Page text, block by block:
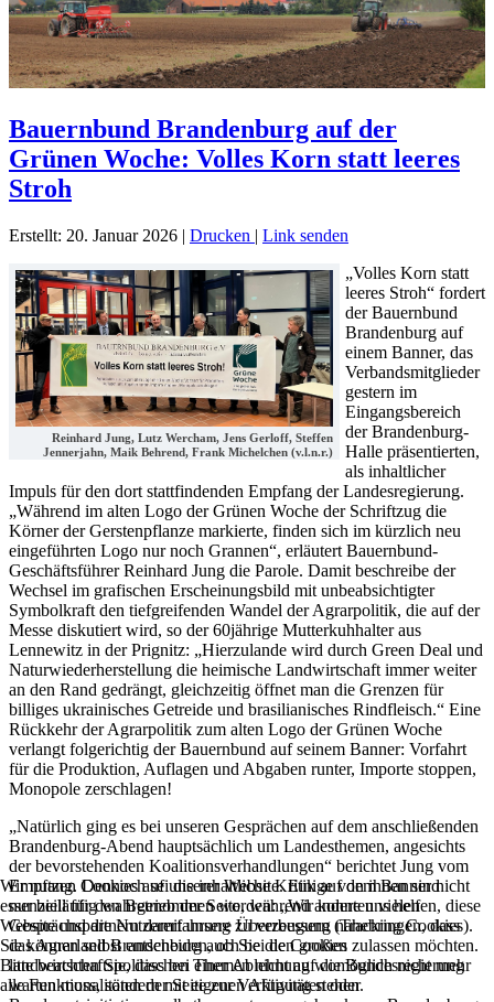
Bauernbund Brandenburg auf der
Grünen Woche: Volles Korn statt leeres
Stroh
Erstellt: 20. Januar 2026 | Drucken | Link senden
Reinhard Jung, Lutz Wercham, Jens Gerloff, Steffen
Jennerjahn, Maik Behrend, Frank Michelchen (v.l.n.r.)
„Volles Korn statt
leeres Stroh“ fordert
der Bauernbund
Brandenburg auf
einem Banner, das
Verbandsmitglieder
gestern im
Eingangsbereich
der Brandenburg-
Halle präsentierten,
als inhaltlicher
Impuls für den dort stattfindenden Empfang der Landesregierung.
„Während im alten Logo der Grünen Woche der Schriftzug die
Körner der Gerstenpflanze markierte, finden sich im kürzlich neu
eingeführten Logo nur noch Grannen“, erläutert Bauernbund-
Geschäftsführer Reinhard Jung die Parole. Damit beschreibe der
Wechsel im grafischen Erscheinungsbild mit unbeabsichtigter
Symbolkraft den tiefgreifenden Wandel der Agrarpolitik, die auf der
Messe diskutiert wird, so der 60jährige Mutterkuhhalter aus
Lennewitz in der Prignitz: „Hierzulande wird durch Green Deal und
Naturwiederherstellung die heimische Landwirtschaft immer weiter
an den Rand gedrängt, gleichzeitig öffnet man die Grenzen für
billiges ukrainisches Getreide und brasilianisches Rindfleisch.“ Eine
Rückkehr der Agrarpolitik zum alten Logo der Grünen Woche
verlangt folgerichtig der Bauernbund auf seinem Banner: Vorfahrt
für die Produktion, Auflagen und Abgaben runter, Importe stoppen,
Monopole zerschlagen!
„Natürlich ging es bei unseren Gesprächen auf dem anschließenden
Brandenburg-Abend hauptsächlich um Landesthemen, angesichts
der bevorstehenden Koalitionsverhandlungen“ berichtet Jung vom
Empfang. Dennoch sei die inhaltliche Kritik auf dem Banner nicht
nur beiläufig wahrgenommen worden: „Wir konnten vielen
Gesprächspartnern damit unsere Überzeugung nahebringen, dass
das Agrarland Brandenburg auch bei den großen
landwirtschaftspolitischen Themen nicht auf die Bundesregierung
warten muss, sondern mit eigenen Aktivitäten oder
Wir nutzen Cookies auf unserer Website. Einige von ihnen sind
essenziell für den Betrieb der Seite, während andere uns helfen, diese
Website und die Nutzererfahrung zu verbessern (Tracking Cookies).
Sie können selbst entscheiden, ob Sie die Cookies zulassen möchten.
Bitte beachten Sie, dass bei einer Ablehnung womöglich nicht mehr
alle Funktionalitäten der Seite zur Verfügung stehen.